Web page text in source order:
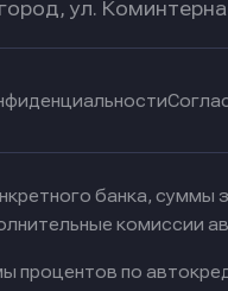
ул.
банка,
комиссии
по